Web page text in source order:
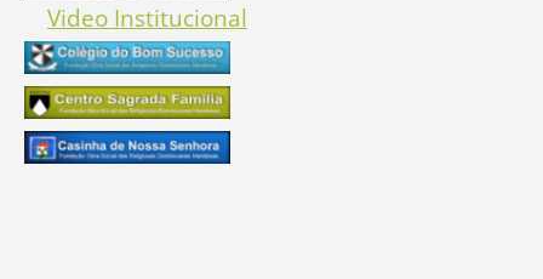
Video Institucional